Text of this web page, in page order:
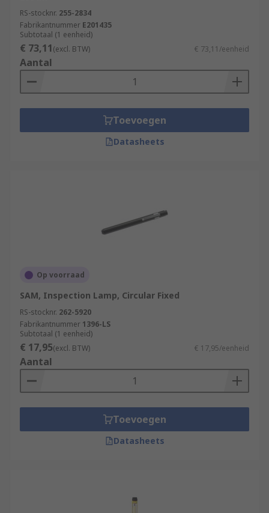
RS-stocknr. 255-2834
Fabrikantnummer E201435
Subtotaal (1 eenheid)
€ 73,11(excl. BTW) € 73,11/eenheid
Aantal
Toevoegen
Datasheets
Op voorraad
SAM, Inspection Lamp, Circular Fixed
RS-stocknr. 262-5920
Fabrikantnummer 1396-LS
Subtotaal (1 eenheid)
€ 17,95(excl. BTW) € 17,95/eenheid
Aantal
Toevoegen
Datasheets